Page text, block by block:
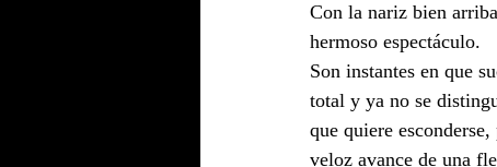
Con la nariz bien
hermoso espectáculo.
Son instantes en que
total y ya no se
que quiere
veloz avance de una